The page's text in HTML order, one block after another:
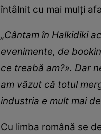
întâlnit cu mai mulți
„Cântam în Halkidiki
evenimente, de
ce treabă am?». Dar
am văzut că totul
industria e mult mai
Cu limba română se